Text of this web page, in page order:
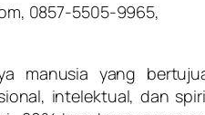
0857-5505-9965,
manusia yang
intelektual, dan